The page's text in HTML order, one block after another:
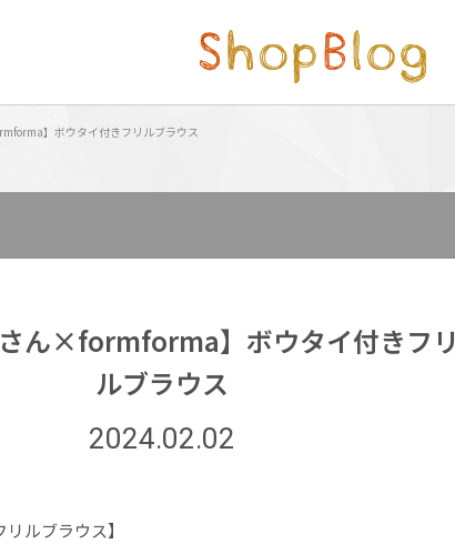
】ボウタイ付きフリルブラウス
さん×formforma】ボウタイ付きフリ
ルブラウス
2024.02.02
リルブラウス】